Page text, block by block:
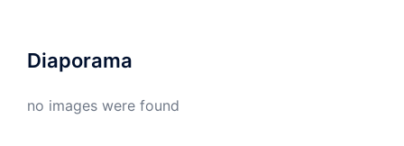
Diaporama
no images were found